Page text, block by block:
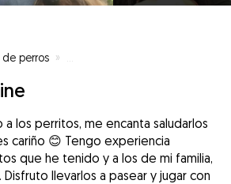
perros »
a los perritos, me encanta saludarlos
cariño 😊 Tengo experiencia
que he tenido y a los de mi familia,
llevarlos a pasear y jugar con